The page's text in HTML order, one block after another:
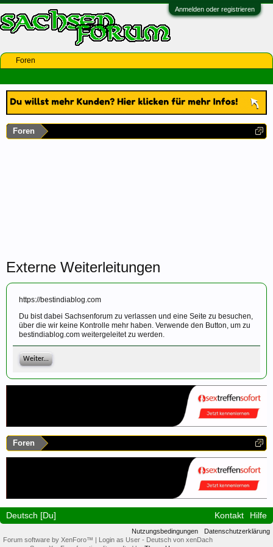
Anmelden oder registrieren
Foren
Externe Weiterleitungen
https://bestindiablog.com
Du bist dabei Sachsenforum zu verlassen und eine Seite zu besuchen,
über die wir keine Kontrolle mehr haben. Verwende den Button, um zu
bestindiablog.com weitergeleitet zu werden.
Weiter...
Foren
Foren
Deutsch [Du] Kontakt Hilfe
Nutzungsbedingungen
Datenschutzerklärung
Forum software by XenForo™ | Login as User - Deutsch von xenDach